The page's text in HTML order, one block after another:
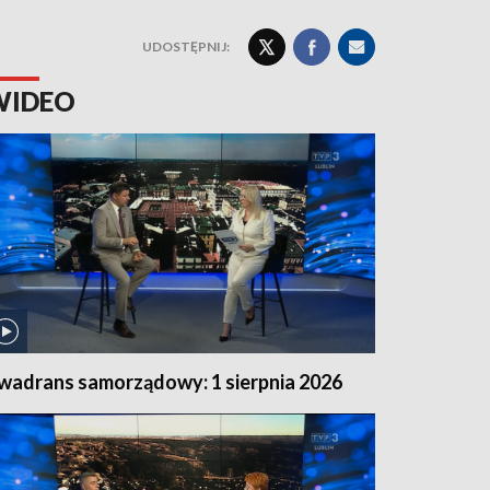
UDOSTĘPNIJ:
samorządowy: 1 sierpnia 2026